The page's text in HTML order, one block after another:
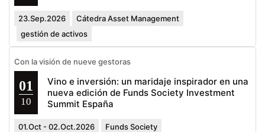
23.Sep.2026
Cátedra Asset Management
gestión de activos
Con la visión de nueve gestoras
01
10
Vino e inversión: un maridaje inspirador en una
nueva edición de Funds Society Investment
Summit España
01.Oct - 02.Oct.2026
Funds Society